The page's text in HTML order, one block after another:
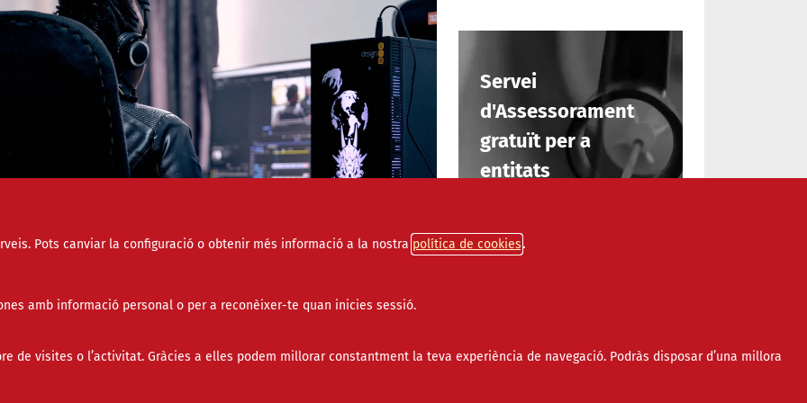
Pots canviar la configuració o obtenir més informació a la nostra política de cookies
amb informació personal o per a reconèixer-te quan inicies sessió.
de visites o l’activitat. Gràcies a elles podem millorar constantment la teva experiència de navegació. Podràs disposar d’una millora
programa d'edició de vídeo és una de les opcions més
Servei
d'Assessorament
gratuït per a
entitats